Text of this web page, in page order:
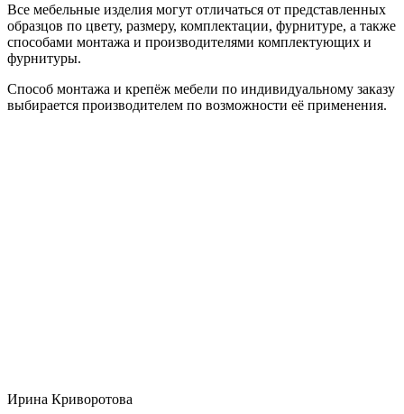
Все мебельные изделия могут отличаться от представленных
образцов по цвету, размеру, комплектации, фурнитуре, а также
способами монтажа и производителями комплектующих и
фурнитуры.
Способ монтажа и крепёж мебели по индивидуальному заказу
выбирается производителем по возможности её применения.
Ирина Криворотова